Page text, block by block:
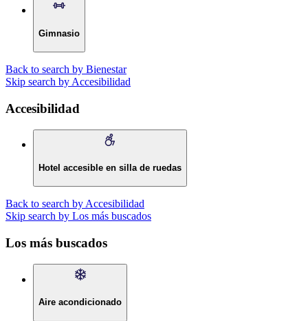
Gimnasio
Back to search by Bienestar
Skip search by Accesibilidad
Accesibilidad
Hotel accesible en silla de ruedas
Back to search by Accesibilidad
Skip search by Los más buscados
Los más buscados
Aire acondicionado